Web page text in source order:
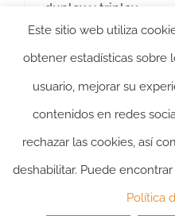
duplex y triplex
Más información
Este sitio web utiliza
obtener estadísticas sobre
usuario, mejorar su
contenidos en redes
rechazar las cookies, así
deshabilitar. Puede
Política